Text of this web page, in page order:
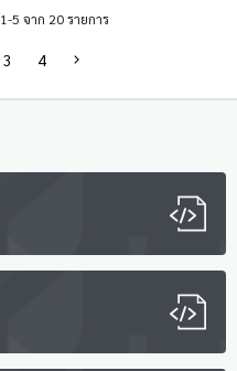
1-5 จาก 20 รายการ
3 4